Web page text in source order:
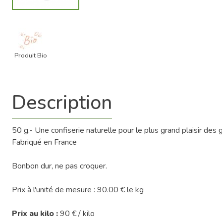
Produit Bio
Description
50 g.- Une confiserie naturelle pour le plus grand plaisir des
Fabriqué en France
Bonbon dur, ne pas croquer.
Prix à l'unité de mesure : 90.00 € le kg
Prix au kilo :90 € / kilo